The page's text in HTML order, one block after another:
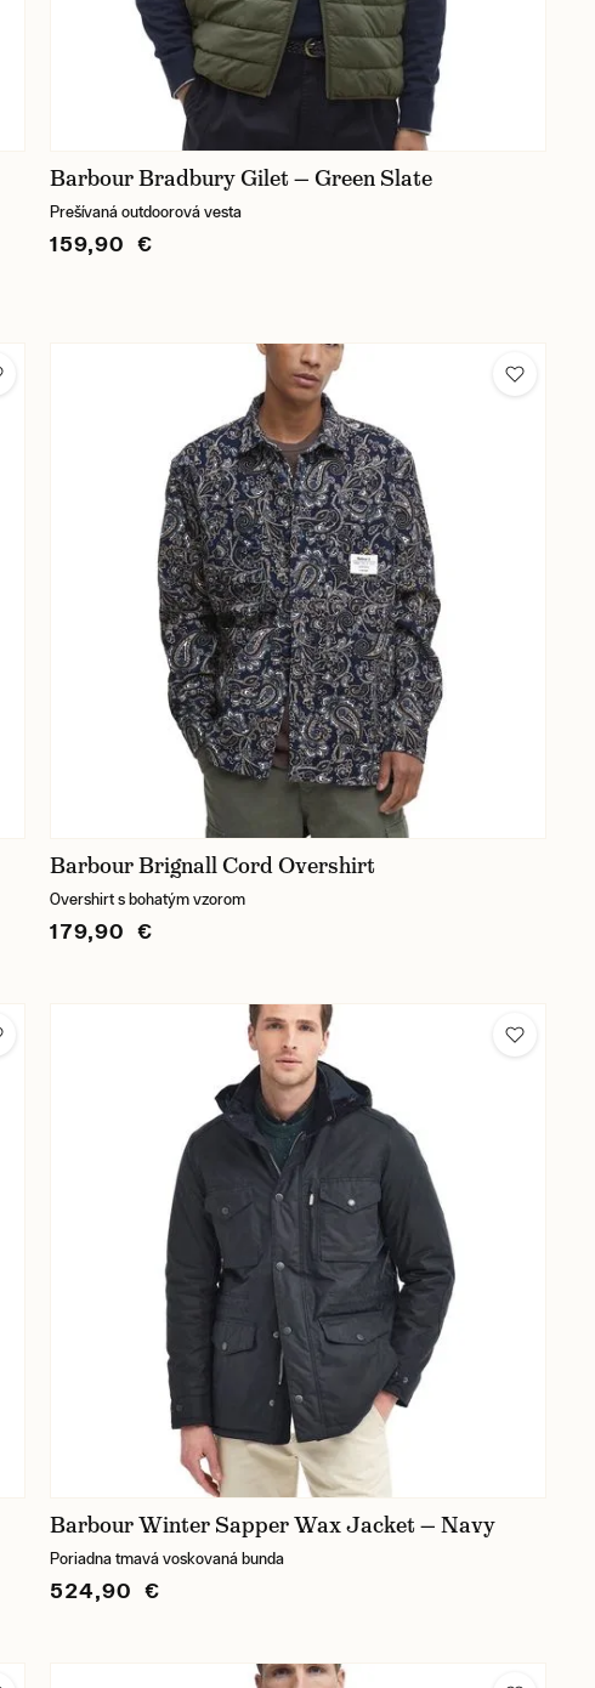
Barbour Bradbury Gilet — Green Slate
Prešívaná outdoorová vesta
159,90 €
Barbour Brignall Cord Overshirt
Overshirt s bohatým vzorom
179,90 €
Barbour Winter Sapper Wax Jacket — Navy
Poriadna tmavá voskovaná bunda
524,90 €